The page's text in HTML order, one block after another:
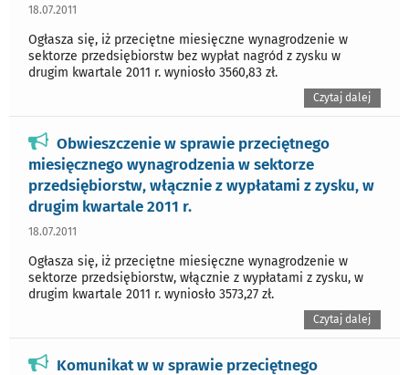
18.07.2011
Ogłasza się, iż przeciętne miesięczne wynagrodzenie w
sektorze przedsiębiorstw bez wypłat nagród z zysku w
drugim kwartale 2011 r. wyniosło 3560,83 zł.
Czytaj dalej
Obwieszczenie w sprawie przeciętnego
miesięcznego wynagrodzenia w sektorze
przedsiębiorstw, włącznie z wypłatami z zysku, w
drugim kwartale 2011 r.
18.07.2011
Ogłasza się, iż przeciętne miesięczne wynagrodzenie w
sektorze przedsiębiorstw, włącznie z wypłatami z zysku, w
drugim kwartale 2011 r. wyniosło 3573,27 zł.
Czytaj dalej
Komunikat w w sprawie przeciętnego